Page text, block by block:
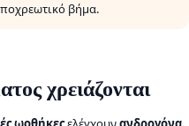
βήμα.
χρειάζονται